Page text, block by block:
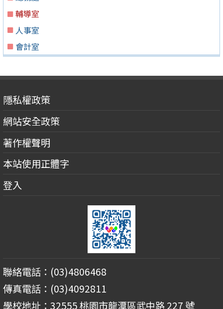
輔導室
人事室
會計室
隱私權政策
網站安全政策
著作權聲明
本站使用正體字
登入
聯絡電話：(03)4806468
傳真電話：(03)4092811
學校地址：32555 桃園市龍潭區武中路 227 號